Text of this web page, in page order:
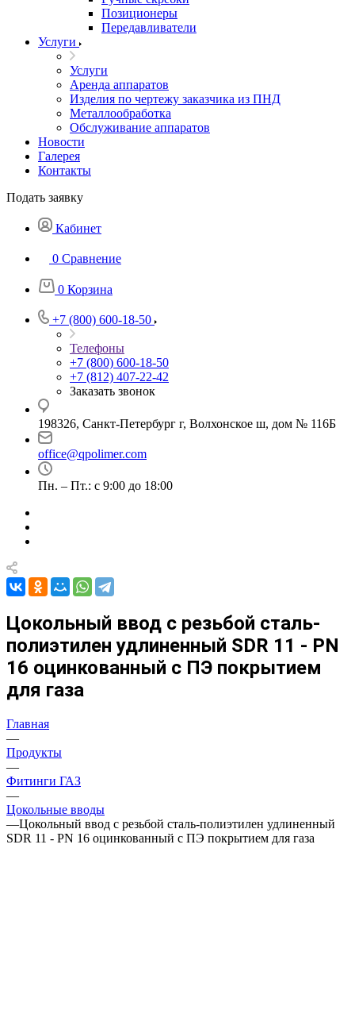
Позиционеры
Передавливатели
Услуги
Услуги
Аренда аппаратов
Изделия по чертежу заказчика из ПНД
Металлообработка
Обслуживание аппаратов
Новости
Галерея
Контакты
Подать заявку
Кабинет
0 Сравнение
0 Корзина
+7 (800) 600-18-50
Телефоны
+7 (800) 600-18-50
+7 (812) 407-22-42
Заказать звонок
198326, Санкт-Петербург г, Волхонское ш, дом № 116Б
office@qpolimer.com
Пн. – Пт.: с 9:00 до 18:00
Цокольный ввод с резьбой сталь-
полиэтилен удлиненный SDR 11 - PN
16 оцинкованный с ПЭ покрытием
для газа
Главная
—
Продукты
—
Фитинги ГАЗ
—
Цокольные вводы
—Цокольный ввод с резьбой сталь-полиэтилен удлиненный
SDR 11 - PN 16 оцинкованный с ПЭ покрытием для газа